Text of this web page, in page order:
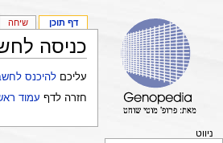
כניסה
עליכם להיכנס
חזרה לדף עמוד
דף תוכן שיחה
ניווט